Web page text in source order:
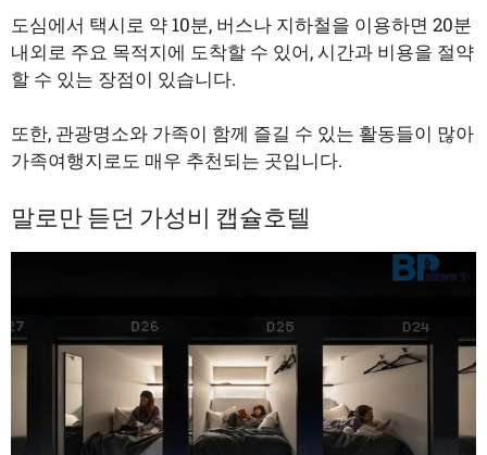
도심에서 택시로 약 10분, 버스나 지하철을 이용하면 20분
내외로 주요 목적지에 도착할 수 있어, 시간과 비용을 절약
할 수 있는 장점이 있습니다.
또한, 관광명소와 가족이 함께 즐길 수 있는 활동들이 많아
가족여행지로도 매우 추천되는 곳입니다.
말로만 듣던 가성비 캡슐호텔